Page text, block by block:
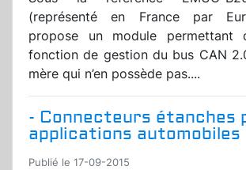
(représenté en France par
propose un module permettant
fonction de gestion du bus CAN
mère qui n’en possède pas....
- Connecteurs étanches
applications automobiles
Publié le 17-09-2015